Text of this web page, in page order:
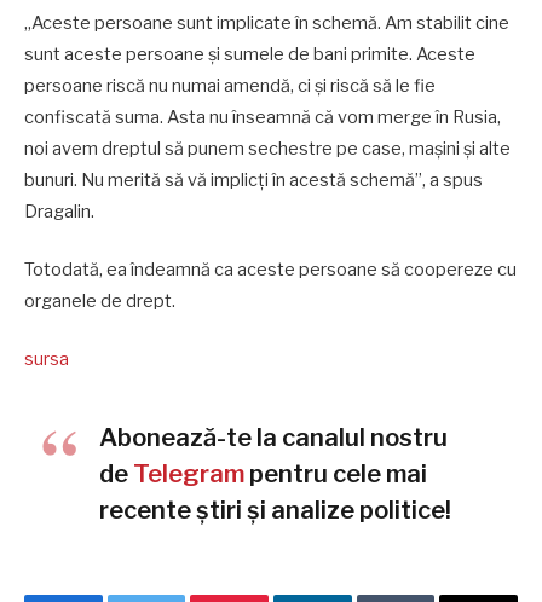
„Aceste persoane sunt implicate în schemă. Am stabilit cine
sunt aceste persoane și sumele de bani primite. Aceste
persoane riscă nu numai amendă, ci și riscă să le fie
confiscată suma. Asta nu înseamnă că vom merge în Rusia,
noi avem dreptul să punem sechestre pe case, mașini și alte
bunuri. Nu merită să vă implicți în acestă schemă”, a spus
Dragalin.
Totodată, ea îndeamnă ca aceste persoane să coopereze cu
organele de drept.
sursa
Abonează-te la canalul nostru
de Telegram pentru cele mai
recente știri și analize politice!